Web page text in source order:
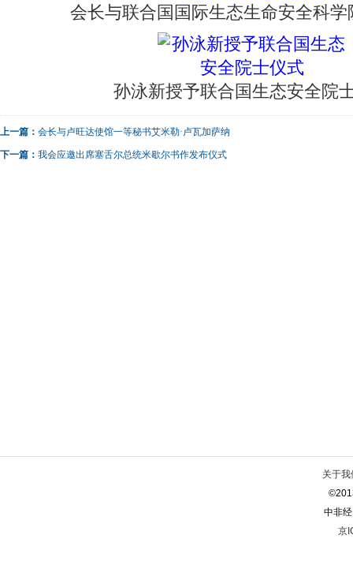
会长与联合国国际生态生命安全科学
孙泳新授予联合国生态安全院
上一篇： 会长与卢旺达使馆一等秘书艾米勒·卢瓦加萨纳
下一篇： 我会应邀出席塞舌尔总统米歇尔书作发布仪式
关于我
中非
京